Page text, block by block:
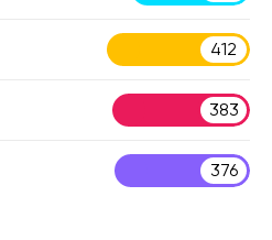
412
383
376